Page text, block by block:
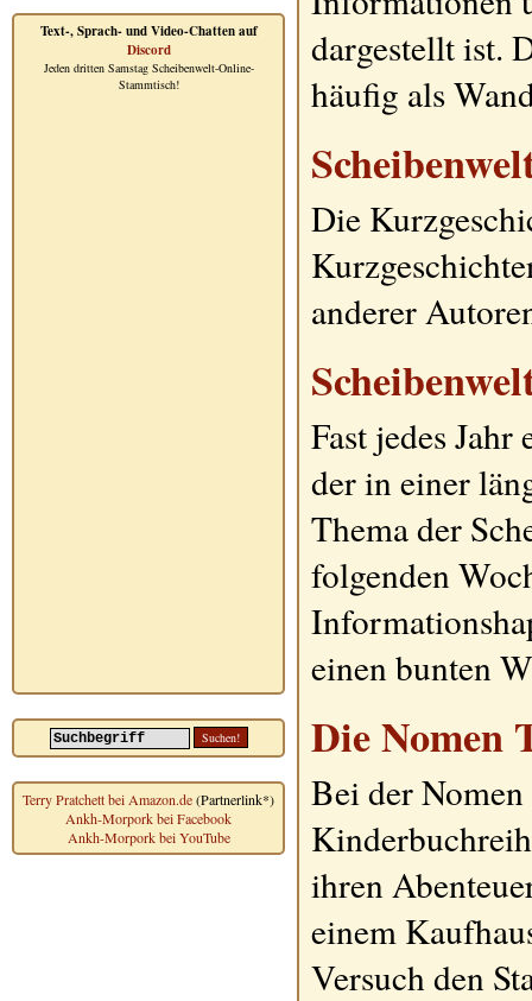
Text-, Sprach- und Video-Chatten auf
Discord
Jeden dritten Samstag Scheibenwelt-Online-
Stammtisch!
Terry Pratchett bei Amazon.de(Partnerlink*)
Ankh-Morpork bei Facebook
Ankh-Morpork bei YouTube
dargestellt ist.
häufig als
Die
anderer
Fast jedes
der in einer
Thema der
folgenden
einen bunten
Die Nomen
Bei der
ihren
einem
Versuch den